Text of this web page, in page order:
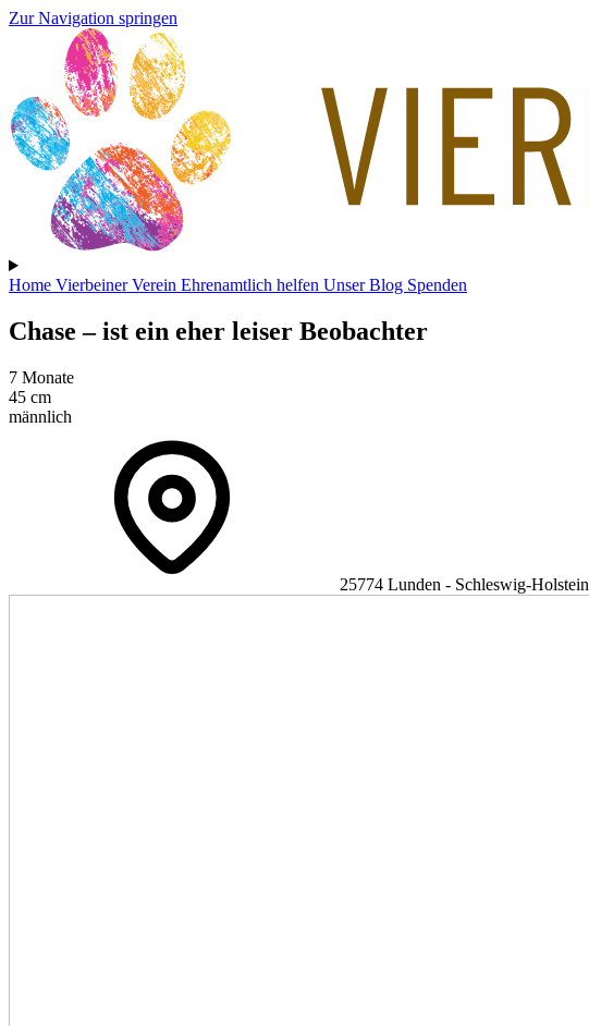
Zur Navigation springen
Home VierbeinerVerein Ehrenamtlich helfen Unser Blog Spenden
Chase– ist ein eher leiser Beobachter
7 Monate
45 cm
männlich
25774 Lunden - Schleswig-Holstein